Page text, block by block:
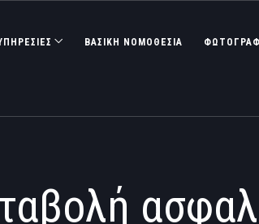
ΒΑΣΙΚΉ ΝΟΜΟΘΕΣΊΑ